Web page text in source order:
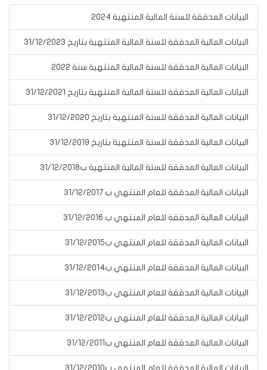
البيانات المدققة للسنة المالية المنتهية 2024
البيانات المالية المدققة للسنة المالية المنتهية بتاريخ 31/12/2023
البيانات المالية المدققة للسنة المالية المنتهية سنة 2022
البيانات المالية المدققة للسنة المالية المنتهية بتاريخ 31/12/2021
البيانات المالية المدققة للسنة المنتهية بتاريخ 31/12/2020
البيانات المالية المدققة للسنة المنتهية بتاريخ 31/12/2019
البيانات المالية المدققة للسنة المالية المنتهية ب31/12/2018
البيانات المالية المدققة للعام المنتهي ب 31/12/2017
البيانات المالية المدققة للعام المنتهي ب 31/12/2016
البيانات المالية المدققة للعام المنتهي ب31/12/2015
البيانات المالية المدققة للعام المنتهي ب31/12/2014
البيانات المالية المدققة للعام المنتهي ب31/12/2013
البيانات المالية المدققة للعام المنتهي ب31/12/2012
البيانات المالية المدققة للعام المنتهي ب31/12/2011
البيانات المالية المدققة للعام المنتهي ب31/12/2010